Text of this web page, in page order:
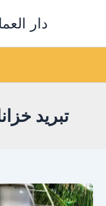
دار
تبريد